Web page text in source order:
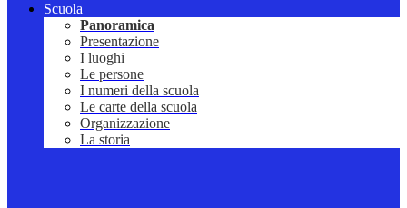
Scuola
Panoramica
Presentazione
I luoghi
Le persone
I numeri della scuola
Le carte della scuola
Organizzazione
La storia